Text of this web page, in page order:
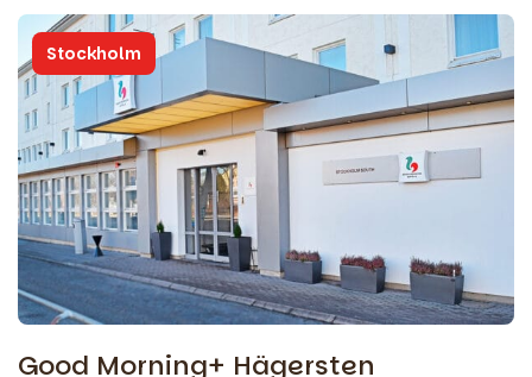
Stockholm
Good Morning+ Hägersten